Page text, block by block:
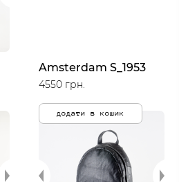
Amsterdam S_1953
4550 грн.
додати в кошик